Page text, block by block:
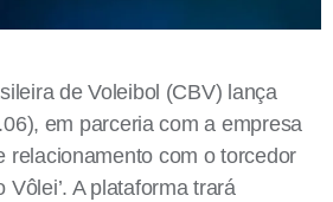
de Voleibol (CBV) lança
em parceria com a empresa
relacionamento com o torcedor
Vôlei’. A plataforma trará